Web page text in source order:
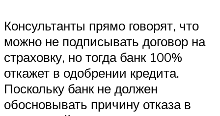
Консультанты прямо говорят, что
можно не подписывать договор на
страховку, но тогда банк 100%
откажет в одобрении кредита.
Поскольку банк не должен
обосновывать причину отказа в